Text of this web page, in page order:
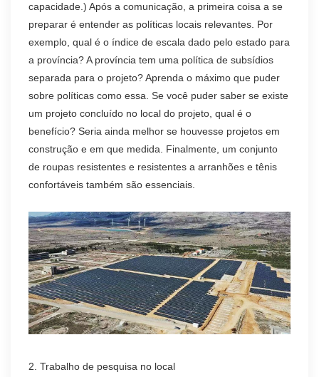
capacidade.) Após a comunicação, a primeira coisa a se
preparar é entender as políticas locais relevantes. Por
exemplo, qual é o índice de escala dado pelo estado para
a província? A província tem uma política de subsídios
separada para o projeto? Aprenda o máximo que puder
sobre políticas como essa. Se você puder saber se existe
um projeto concluído no local do projeto, qual é o
benefício? Seria ainda melhor se houvesse projetos em
construção e em que medida. Finalmente, um conjunto
de roupas resistentes e resistentes a arranhões e tênis
confortáveis também são essenciais.
2. Trabalho de pesquisa no local